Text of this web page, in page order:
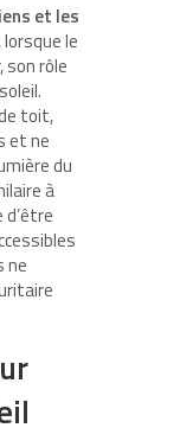
et les
lorsque le
rôle
toit,
et ne
du
à
ne